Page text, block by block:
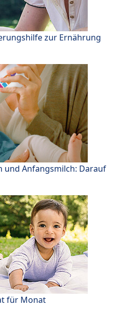
zur Ernährung
und Anfangsmilch: Darauf
für Monat